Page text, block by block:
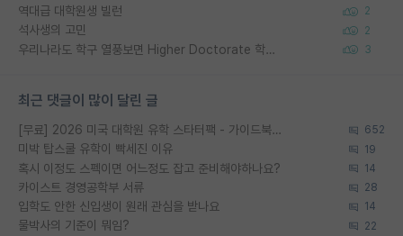
역대급 대학원생 빌런 2
석사생의 고민 2
우리나라도 학구 열풍보면 Higher Doctorate 학위가 필요하다고 봅니다. 3
최근 댓글이 많이 달린 글
[무료] 2026 미국 대학원 유학 스타터팩 - 가이드북 & 합격자 컨택메일 템플릿 652
미박 탑스쿨 유학이 빡세진 이유 19
혹시 이정도 스펙이면 어느정도 잡고 준비해야하나요? 14
카이스트 경영공학부 서류 28
입학도 안한 신입생이 원래 관심을 받나요 14
물박사의 기준이 뭐임? 22